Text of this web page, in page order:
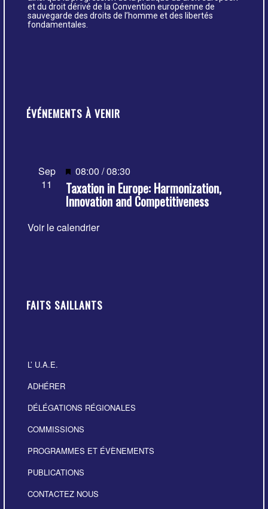
et du droit dérivé de la Convention européenne de
sauvegarde des droits de l’homme et des libertés
fondamentales.
ÉVÉNEMENTS À VENIR
Sep
11
Mis
en
avant
08:00 /08:30
Taxation in Europe: Harmonization,
Innovation and Competitiveness
Voir le calendrier
FAITS SAILLANTS
L’ U.A.E.
ADHÉRER
DÉLÉGATIONS RÉGIONALES
COMMISSIONS
PROGRAMMES ET ÉVÈNEMENTS
PUBLICATIONS
CONTACTEZ NOUS